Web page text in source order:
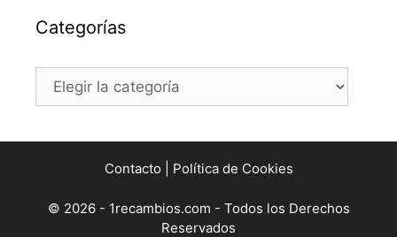
Categorías
Categorías
Contacto Política de Cookies
© 2026 - 1recambios.com - Todos los Derechos
Reservados